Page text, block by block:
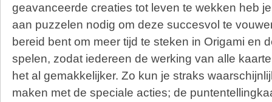
geavanceerde creaties tot leven te wekken heb
aan puzzelen nodig om deze succesvol te
bereid bent om meer tijd te steken in Origami en
spelen, zodat iedereen de werking van alle
het al gemakkelijker. Zo kun je straks
maken met de speciale acties; de